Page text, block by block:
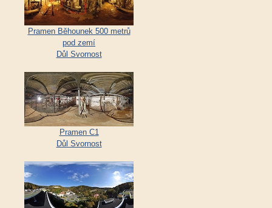
Pramen Běhounek 500 metrů
pod zemí
Důl Svornost
Pramen C1
Důl Svornost